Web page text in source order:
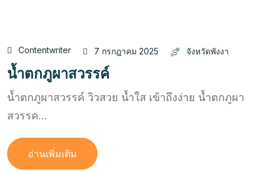
Contentwriter 7 กรกฎาคม 2025 จังหวัดพังงา
น้ำตกภูผาสวรรค์
น้ำตกภูผาสวรรค์ วิวสวย น้ำใส เข้าถึงง่าย น้ำตกภูผา
สวรรค...
อ่านเพิ่มเติม